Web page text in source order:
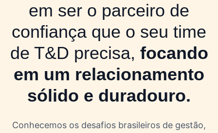
em ser o parceiro de
confiança que o seu time
de T&D precisa, focando
em um relacionamento
sólido e duradouro.
Conhecemos os desafios brasileiros de gestão,